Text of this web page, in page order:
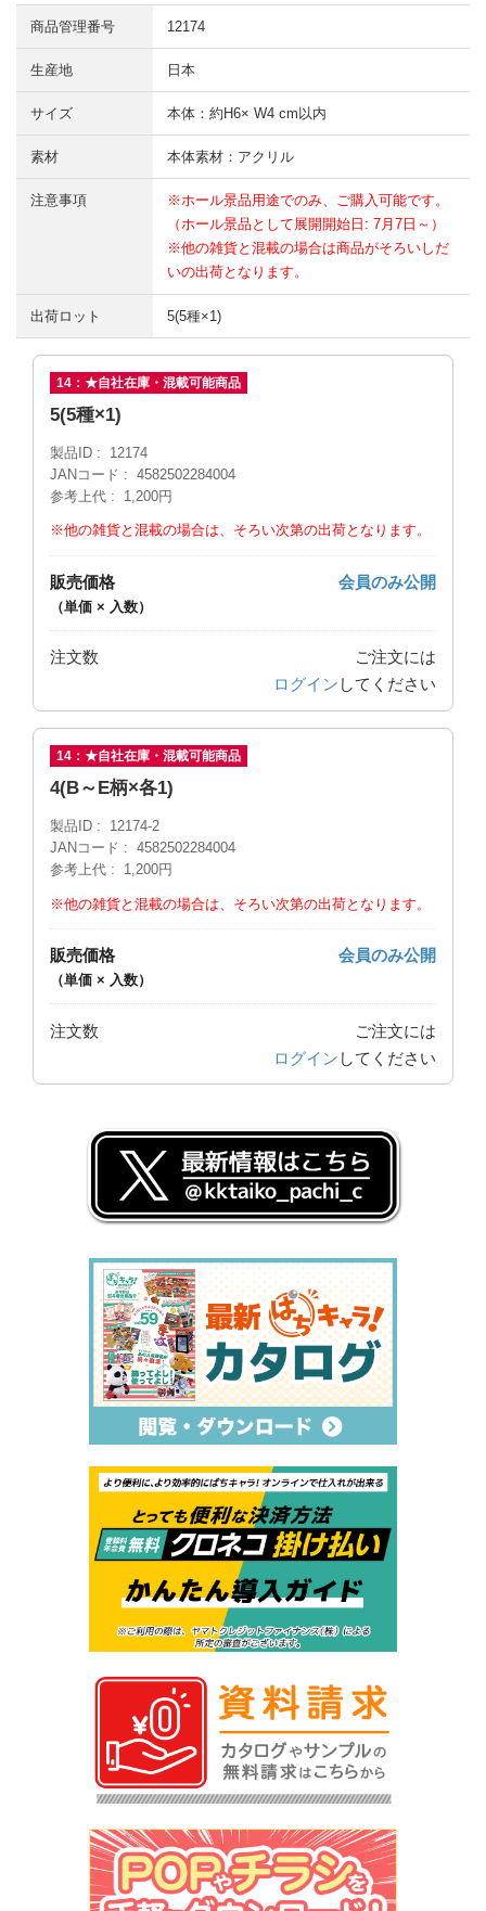
商品管理番号 12174
生産地 日本
サイズ 本体：約H6× W4 cm以内
素材 本体素材：アクリル
注意事項
※ホール景品用途でのみ、ご購入可能です。
（ホール景品として展開開始日: 7月7日～）
※他の雑貨と混載の場合は商品がそろいしだ
いの出荷となります。
出荷ロット 5(5種×1)
14：★自社在庫・混載可能商品
5(5種×1)
製品ID
12174
JANコード
4582502284004
参考上代
1,200円
※他の雑貨と混載の場合は、そろい次第の出荷となります。
販売価格
（単価 × 入数）
会員のみ公開
注文数
ご注文には
ログイン してください
14：★自社在庫・混載可能商品
4(B～E柄×各1)
製品ID
12174-2
JANコード
4582502284004
参考上代
1,200円
※他の雑貨と混載の場合は、そろい次第の出荷となります。
販売価格
（単価 × 入数）
会員のみ公開
注文数
ご注文には
ログイン してください